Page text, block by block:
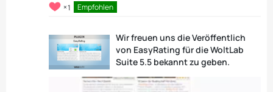
1 Empfohlen
Wir freuen uns die Veröffentlich
von EasyRating für die WoltLab
Suite 5.5 bekannt zu geben.